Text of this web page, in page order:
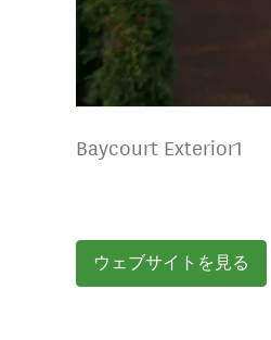
Baycourt Exterior1
ウェブサイトを見る